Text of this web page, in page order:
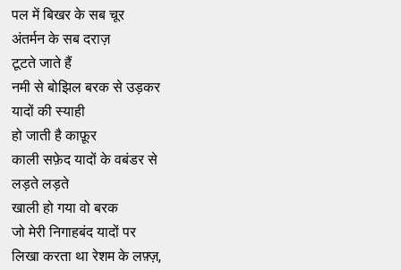
पल में बिखर के सब चूर
अंतर्मन के सब दराज़
टूटते जाते हैं
नमी से बोझिल बरक से उड़कर
यादों की स्याही
हो जाती है काफ़ूर
काली सफ़ेद यादों के वबंडर से
लड़ते लड़ते
खाली हो गया वो बरक
जो मेरी निगाहबंद यादों पर
लिखा करता था रेशम के लफ़्ज़,